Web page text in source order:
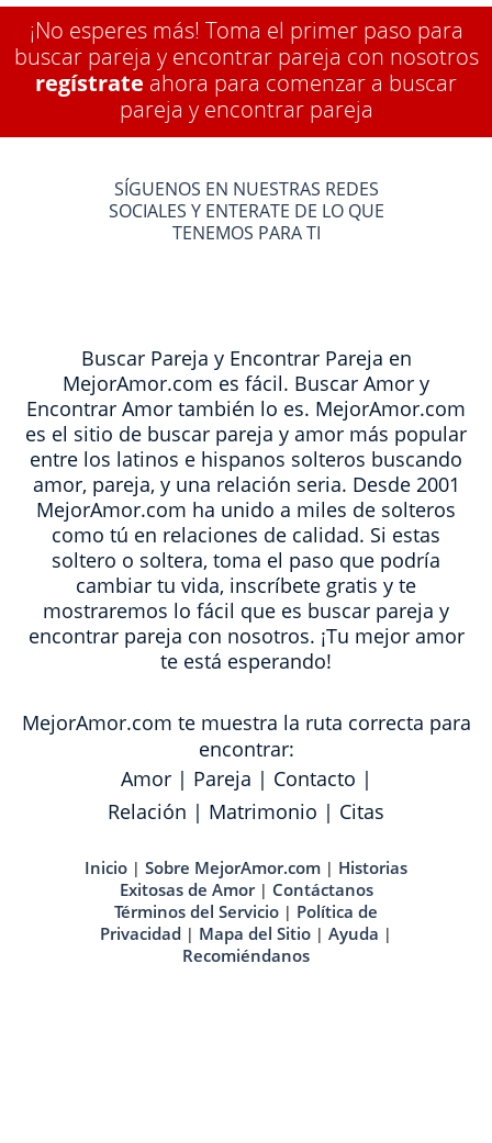
¡No esperes más! Toma el primer paso para
buscar pareja y encontrar pareja con nosotros
regístrate ahora para comenzar a buscar
pareja y encontrar pareja
SÍGUENOS EN NUESTRAS REDES
SOCIALES Y ENTERATE DE LO QUE
TENEMOS PARA TI
Buscar Pareja y Encontrar Pareja en
MejorAmor.com es fácil. Buscar Amor y
Encontrar Amor también lo es. MejorAmor.com
es el sitio de buscar pareja y amor más popular
entre los latinos e hispanos solteros buscando
amor, pareja, y una relación seria. Desde 2001
MejorAmor.com ha unido a miles de solteros
como tú en relaciones de calidad. Si estas
soltero o soltera, toma el paso que podría
cambiar tu vida, inscríbete gratis y te
mostraremos lo fácil que es buscar pareja y
encontrar pareja con nosotros. ¡Tu mejor amor
te está esperando!
MejorAmor.com te muestra la ruta correcta para
encontrar:
Amor| Pareja | Contacto |
Relación | Matrimonio | Citas
Inicio | Sobre MejorAmor.com | Historias
Exitosas de Amor| Contáctanos
Términos del Servicio | Política de
Privacidad | Mapa del Sitio | Ayuda |
Recomiéndanos